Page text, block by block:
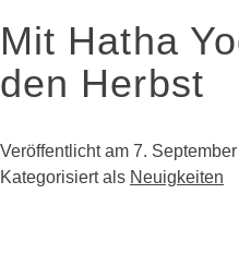
Lauda
e.
Mit Hatha
den Herbst
Veröffentlicht am 7.
Kategorisiert als Neuigkeiten